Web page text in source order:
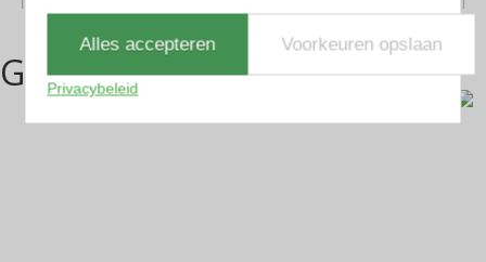
Gerelateerde producten
Alles accepteren Voorkeuren opslaan
Privacybeleid